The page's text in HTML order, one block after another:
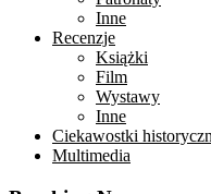
Inne
Recenzje
Książki
Film
Wystawy
Inne
Ciekawostki
Multimedia